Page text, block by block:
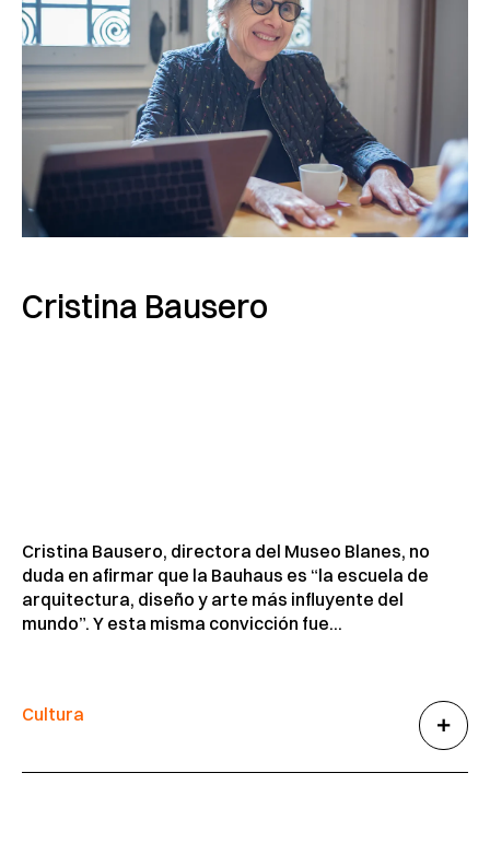
Cristina Bausero
Cristina Bausero, directora del Museo Blanes, no
duda en afirmar que la Bauhaus es “la escuela de
arquitectura, diseño y arte más influyente del
mundo”. Y esta misma convicción fue...
Cultura